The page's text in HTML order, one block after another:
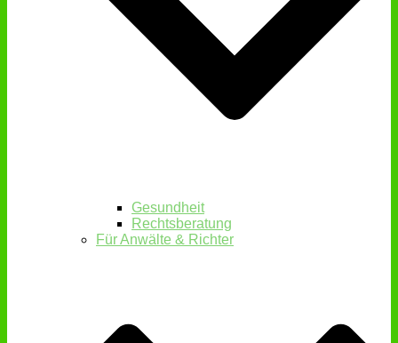
Gesundheit
Rechtsberatung
Für Anwälte & Richter